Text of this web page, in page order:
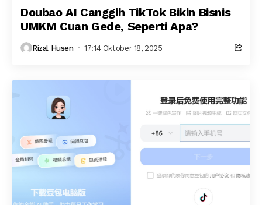
Doubao AI Canggih TikTok Bikin Bisnis
UMKM Cuan Gede, Seperti Apa?
Rizal Husen 17:14 Oktober 18, 2025